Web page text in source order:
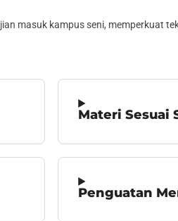
masuk kampus seni, memperkuat
Materi Sesuai
Penguatan